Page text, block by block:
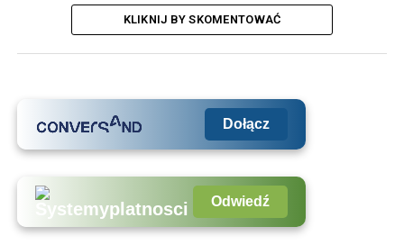
KLIKNIJ BY SKOMENTOWAĆ
Dołącz
Odwiedź